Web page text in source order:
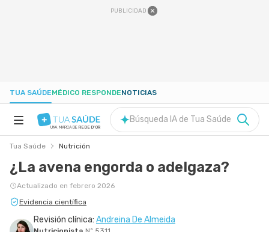
PUBLICIDAD
TUA SAÚDEMÉDICO RESPONDENOTICIAS
NUTRICIÓN
EMBARAZO
UNA MARCA DE REDE D'OR
Búsqueda IA de Tua Saúde
Tua Saúde Nutrición
¿La avena engorda o adelgaza?
Actualizado en febrero 2026
Evidencia científica
Revisión clínica: Andreina De Almeida